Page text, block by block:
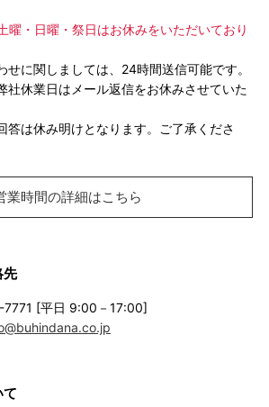
・日曜・祭日はお休みをいただいており
せに関しましては、24時間送信可能です。
社休業日はメール返信をお休みさせていた
答は休み明けとなります。ご了承くださ
業時間の詳細はこちら
先
[平日 9:00－17:00]
て